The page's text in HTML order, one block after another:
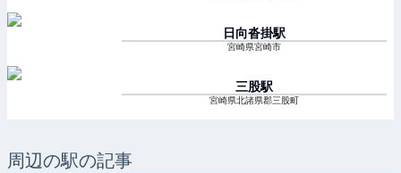
日向沓掛駅
宮崎県宮崎市
三股駅
宮崎県北諸県郡三股町
周辺の駅の記事